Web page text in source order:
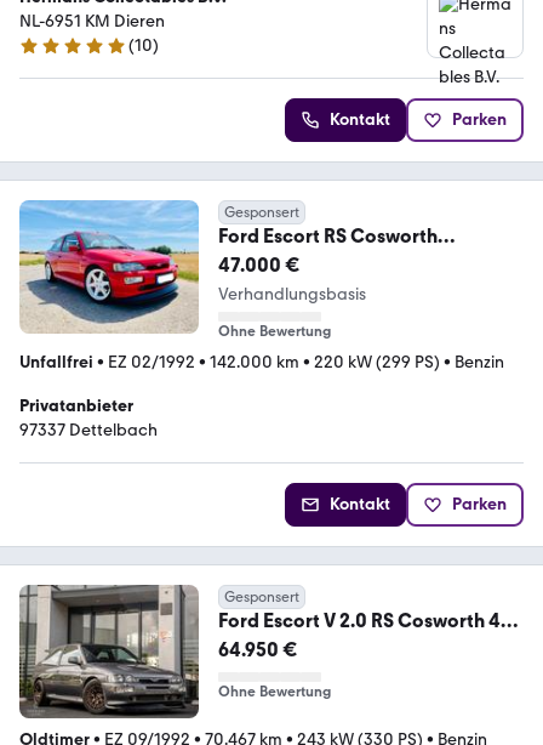
NL-6951 KM Dieren
5 Sterne
(10)
Kontakt Parken
Gesponsert
Ford Escort RS Cosworth
Standard Cosworth
47.000 €
Verhandlungsbasis
Ohne Bewertung
Unfallfrei • EZ 02/1992 • 142.000 km • 220 kW (299 PS) • Benzin
Privatanbieter
97337 Dettelbach
Kontakt Parken
Gesponsert
Ford Escort V 2.0 RS Cosworth 4x4
/ 1 of 2500 / 330PK
64.950 €
Ohne Bewertung
Oldtimer• EZ 09/1992 • 70.467 km • 243 kW (330 PS) • Benzin